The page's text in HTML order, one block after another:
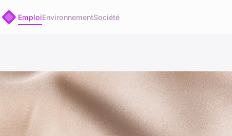
EmploiEnvironnementSociété